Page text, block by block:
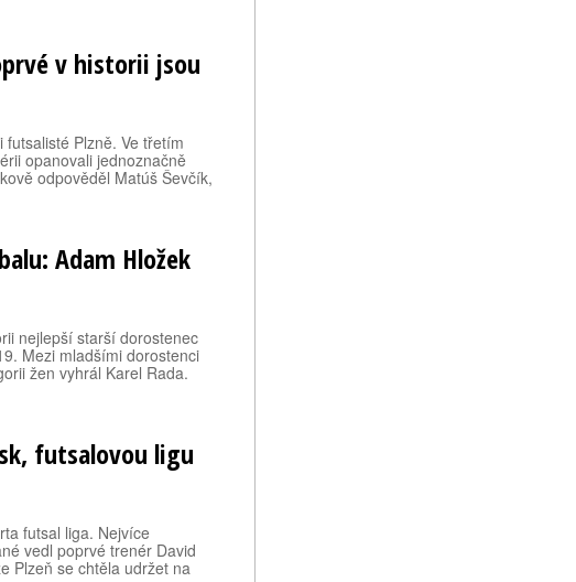
v historii jsou
Plzně. Ve třetím
opanovali jednoznačně
odpověděl Matúš Ševčík,
Adam Hložek
nejlepší starší dorostenec
Mezi mladšími dorostenci
žen vyhrál Karel Rada.
futsalovou ligu
futsal liga. Nejvíce
vedl poprvé trenér David
Plzeň se chtěla udržet na